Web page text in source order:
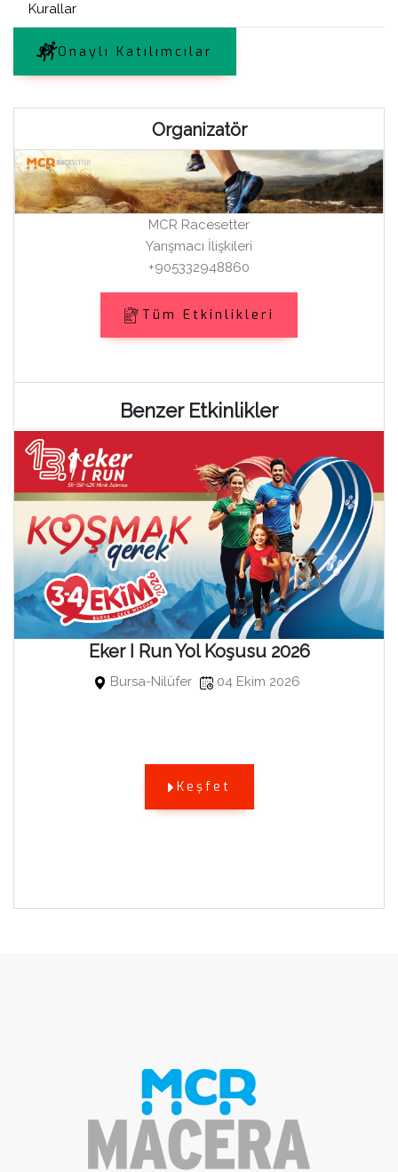
Kurallar
Onaylı Katılımcılar
Organizatör
MCR Racesetter
Yarışmacı İlişkileri
+905332948860
Tüm Etkinlikleri
Benzer Etkinlikler
Eker I Run Yol Koşusu 2026
Bursa-Nilüfer 04 Ekim 2026
Keşfet